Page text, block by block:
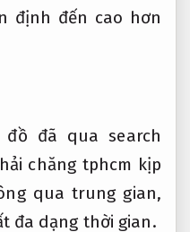
định đến cao hơn
đã qua search
chăng tphcm kịp
qua trung gian,
đa dạng thời gian.